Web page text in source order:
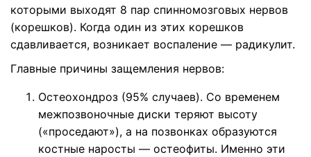
которыми выходят 8 пар спинномозговых нервов
(корешков). Когда один из этих корешков
сдавливается, возникает воспаление — радикулит.
Главные причины защемления нервов:
Остеохондроз (95% случаев). Со временем
межпозвоночные диски теряют высоту
(«проседают»), а на позвонках образуются
костные наросты — остеофиты. Именно эти